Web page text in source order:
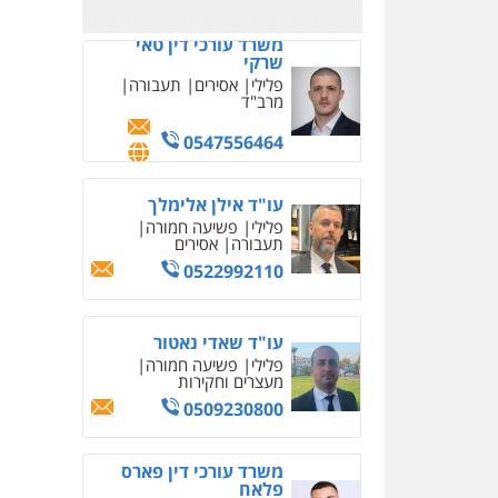
משרד עורכי דין טאי
שרקי
פלילי אסירים תעבורה
מרב"ד
0547556464
עו"ד אילן אלימלך
פלילי פשיעה חמורה
תעבורה אסירים
0522992110
עו"ד שאדי נאטור
פלילי פשיעה חמורה
מעצרים וחקירות
0509230800
משרד עורכי דין פארס
פלאח